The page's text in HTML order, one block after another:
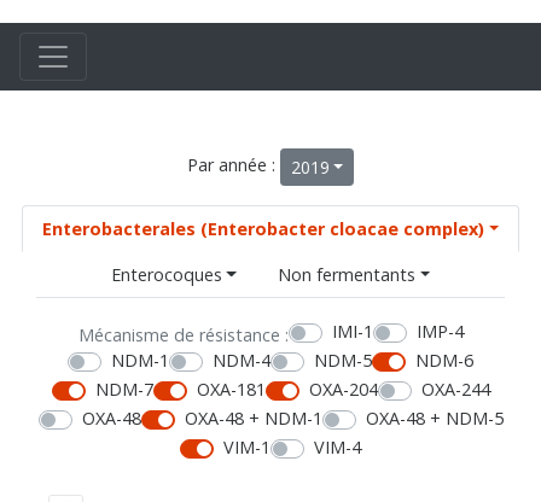
Par année : 2019
Enterobacterales (Enterobacter cloacae complex)
Enterocoques
Non fermentants
Mécanisme de résistance : IMI-1
IMP-4
NDM-1
NDM-4 NDM-5
NDM-6
NDM-7
OXA-181 OXA-204
OXA-244
OXA-48
OXA-48 + NDM-1
OXA-48 + NDM-5
VIM-1
VIM-4